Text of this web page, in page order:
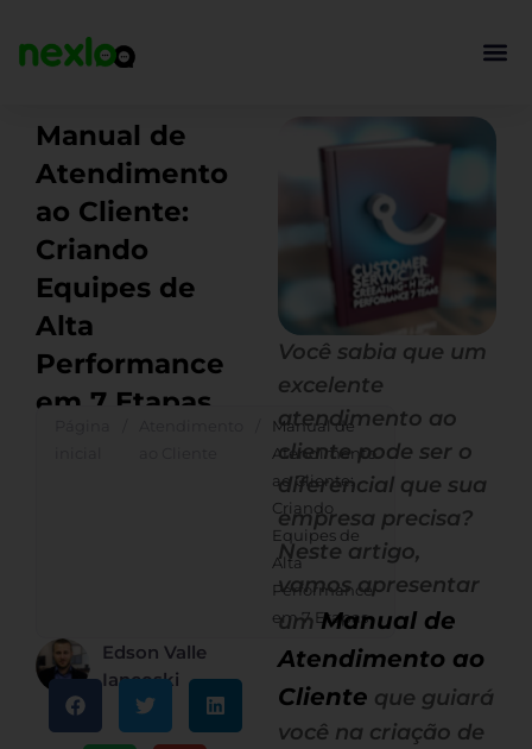
para
Manual de
Atendimento
ao Cliente:
Criando
Equipes de
Alta
Performance
em 7 Etapas
Manual de
Atendimento
ao Cliente:
Criando
Equipes de
Alta
Performance
em 7 Etapas
Edson Valle
Iancoski
Você sabia que um
excelente
atendimento ao
cliente pode ser o
diferencial que sua
empresa precisa?
Neste artigo,
vamos apresentar
umManual de
Atendimento ao
Cliente que guiará
você na criação de